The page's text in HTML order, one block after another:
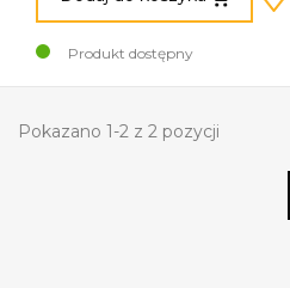
Produkt dostępny
Pokazano 1-2 z 2 pozycji